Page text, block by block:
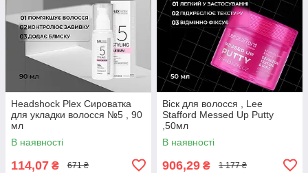
Headshock Plex Сироватка
для укладки волосся №5 , 90
мл
В наявності
114,07 ₴ 671 ₴
Віск для волосся , Lee
Stafford Messed Up Putty
,50мл
В наявності
906,29 ₴ 1 177 ₴